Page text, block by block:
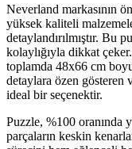
Neverland markasının
yüksek kaliteli
detaylandırılmıştır. Bu
kolaylığıyla dikkat
toplamda 48x66 cm
detaylara özen gösteren
ideal bir seçenektir.
Puzzle, %100 oranında
parçaların keskin